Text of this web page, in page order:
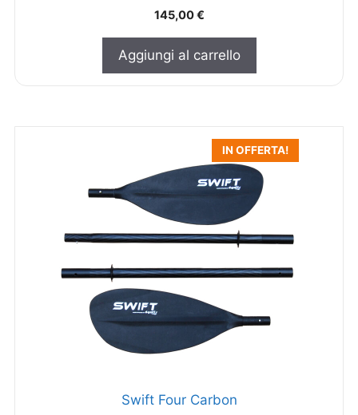
145,00€
Aggiungi al carrello
IN OFFERTA!
Swift Four Carbon